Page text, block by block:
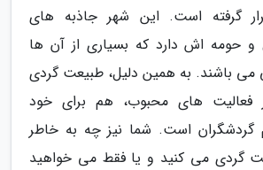
گرفته است. این شهر جاذبه های
و حومه اش دارد که بسیاری از آن ها
باشند. به همین دلیل، طبیعت گردی
فعالیت های محبوب، هم برای خود
گردشگران است. شما نیز چه به خاطر
گردی می کنید و یا فقط می خواهید